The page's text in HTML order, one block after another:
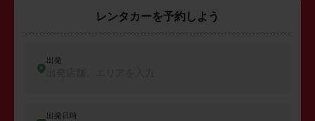
レンタカーを予約しよう
出発
出発日時